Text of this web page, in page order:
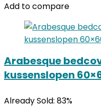
Add to compare
Arabesque
kussenslopen
Already Sold: 83%